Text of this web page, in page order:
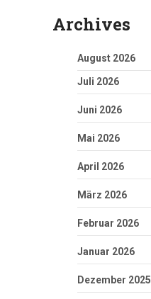
Archives
August 2026
Juli 2026
Juni 2026
Mai 2026
April 2026
März 2026
Februar 2026
Januar 2026
Dezember 2025